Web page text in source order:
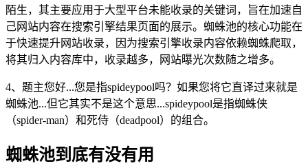
陌生，其主要应用于大型平台未能收录的关键词，旨在加速自
己网站内容在搜索引擎结果页面的展示。蜘蛛池的核心功能在
于快速提升网站收录，因为搜索引擎收录内容依赖蜘蛛爬取，
将其归入内容库中，收录越多，网站曝光次数随之增多。
4、题主您好...您是指spideypool吗？如果您将它直译过来就是
蜘蛛池...但它其实不是这个意思...spideypool是指蜘蛛侠
（spider-man）和死侍（deadpool）的组合。
蜘蛛池到底有没有用